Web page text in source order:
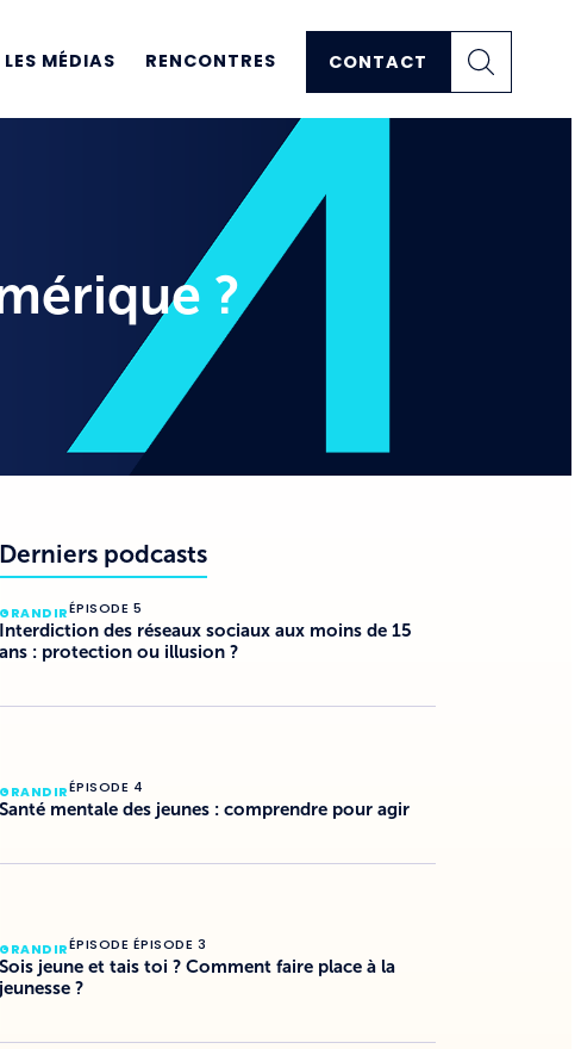
MÉDIAS RENCONTRES CONTACT
?
Derniers podcasts
GRANDIRÉPISODE 5
Interdiction des réseaux sociaux aux moins de 15
ans : protection ou illusion ?
GRANDIRÉPISODE 4
Santé mentale des jeunes : comprendre pour agir
GRANDIRÉPISODE ÉPISODE 3
Sois jeune et tais toi ? Comment faire place à la
jeunesse ?